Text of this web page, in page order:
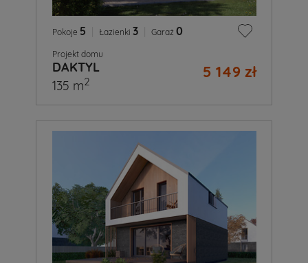
Pokoje 5 Łazienki 3 Garaż 0
Projekt domu
DAKTYL 5 149 zł
135 m2